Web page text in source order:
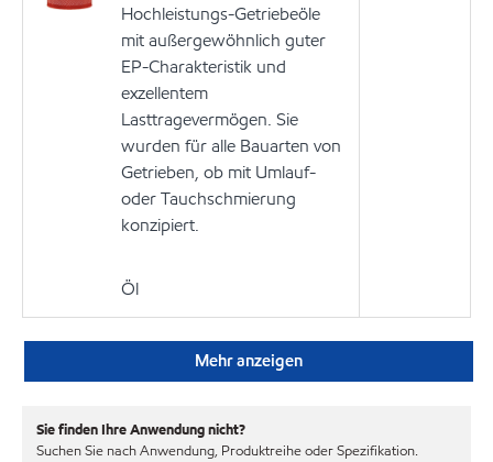
Hochleistungs-Getriebeöle
mit außergewöhnlich guter
EP-Charakteristik und
exzellentem
Lasttragevermögen. Sie
wurden für alle Bauarten von
Getrieben, ob mit Umlauf-
oder Tauchschmierung
konzipiert.
Öl
Mehr anzeigen
Sie finden Ihre Anwendung nicht?
Suchen Sie nach Anwendung, Produktreihe oder Spezifikation.